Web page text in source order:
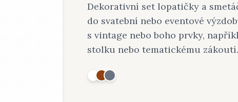
Dekorativní set lopatičky a
do svatební nebo eventové
s vintage nebo boho prvky,
stolku nebo tematickému zákoutí.